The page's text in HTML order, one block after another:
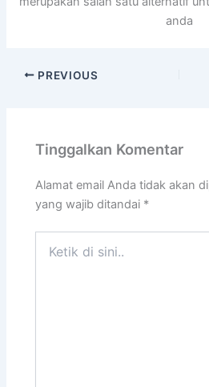
anda
PREVIOUS
Tinggalkan Komentar
Alamat email Anda tidak akan
yang wajib ditandai *